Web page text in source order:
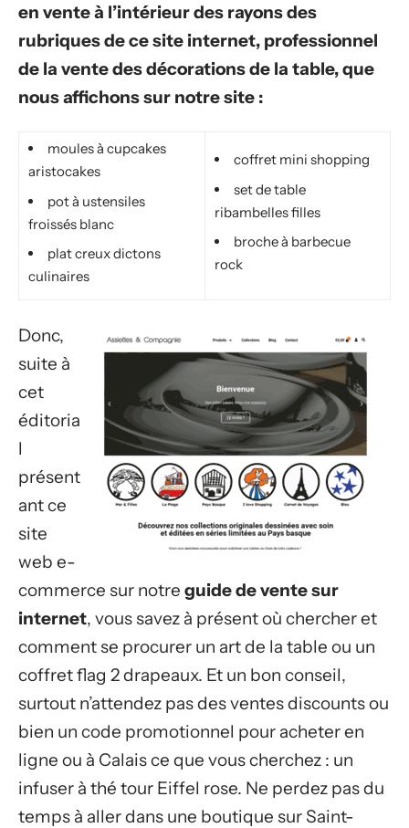
en vente à l’intérieur des rayons des
rubriques de ce site internet, professionnel
de la vente des décorations de la table, que
nous affichons sur notre site :
moules à cupcakes
aristocakes
pot à ustensiles
froissés blanc
plat creux dictons
culinaires
coffret mini shopping
set de table
ribambelles filles
broche à barbecue
rock
Donc,
suite à
cet
éditoria
l
présent
ant ce
site
web e-
commerce sur notre guide de vente sur
internet, vous savez à présent où chercher et
comment se procurer un art de la table ou un
coffret flag 2 drapeaux. Et un bon conseil,
surtout n’attendez pas des ventes discounts ou
bien un code promotionnel pour acheter en
ligne ou à Calais ce que vous cherchez : un
infuser à thé tour Eiffel rose. Ne perdez pas du
temps à aller dans une boutique sur Saint-